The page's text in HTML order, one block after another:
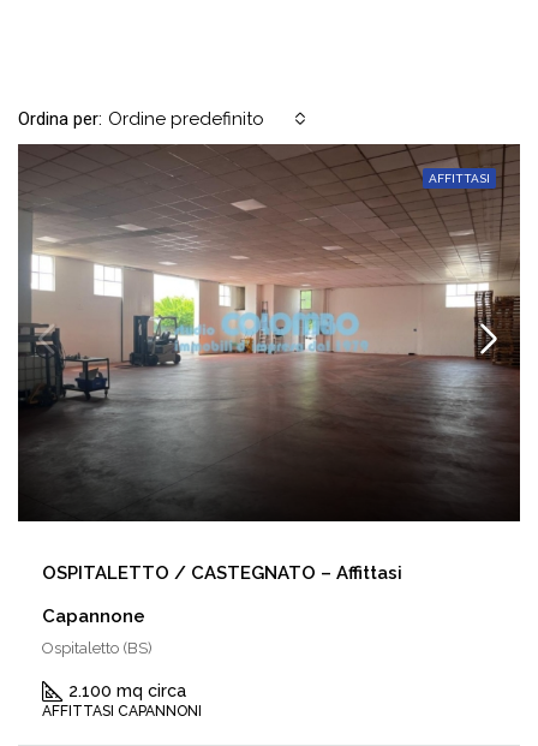
Ordina per: Ordine predefinito
AFFITTASI
OSPITALETTO / CASTEGNATO – Affittasi
Capannone
Ospitaletto (BS)
2.100 mq circa
AFFITTASI CAPANNONI